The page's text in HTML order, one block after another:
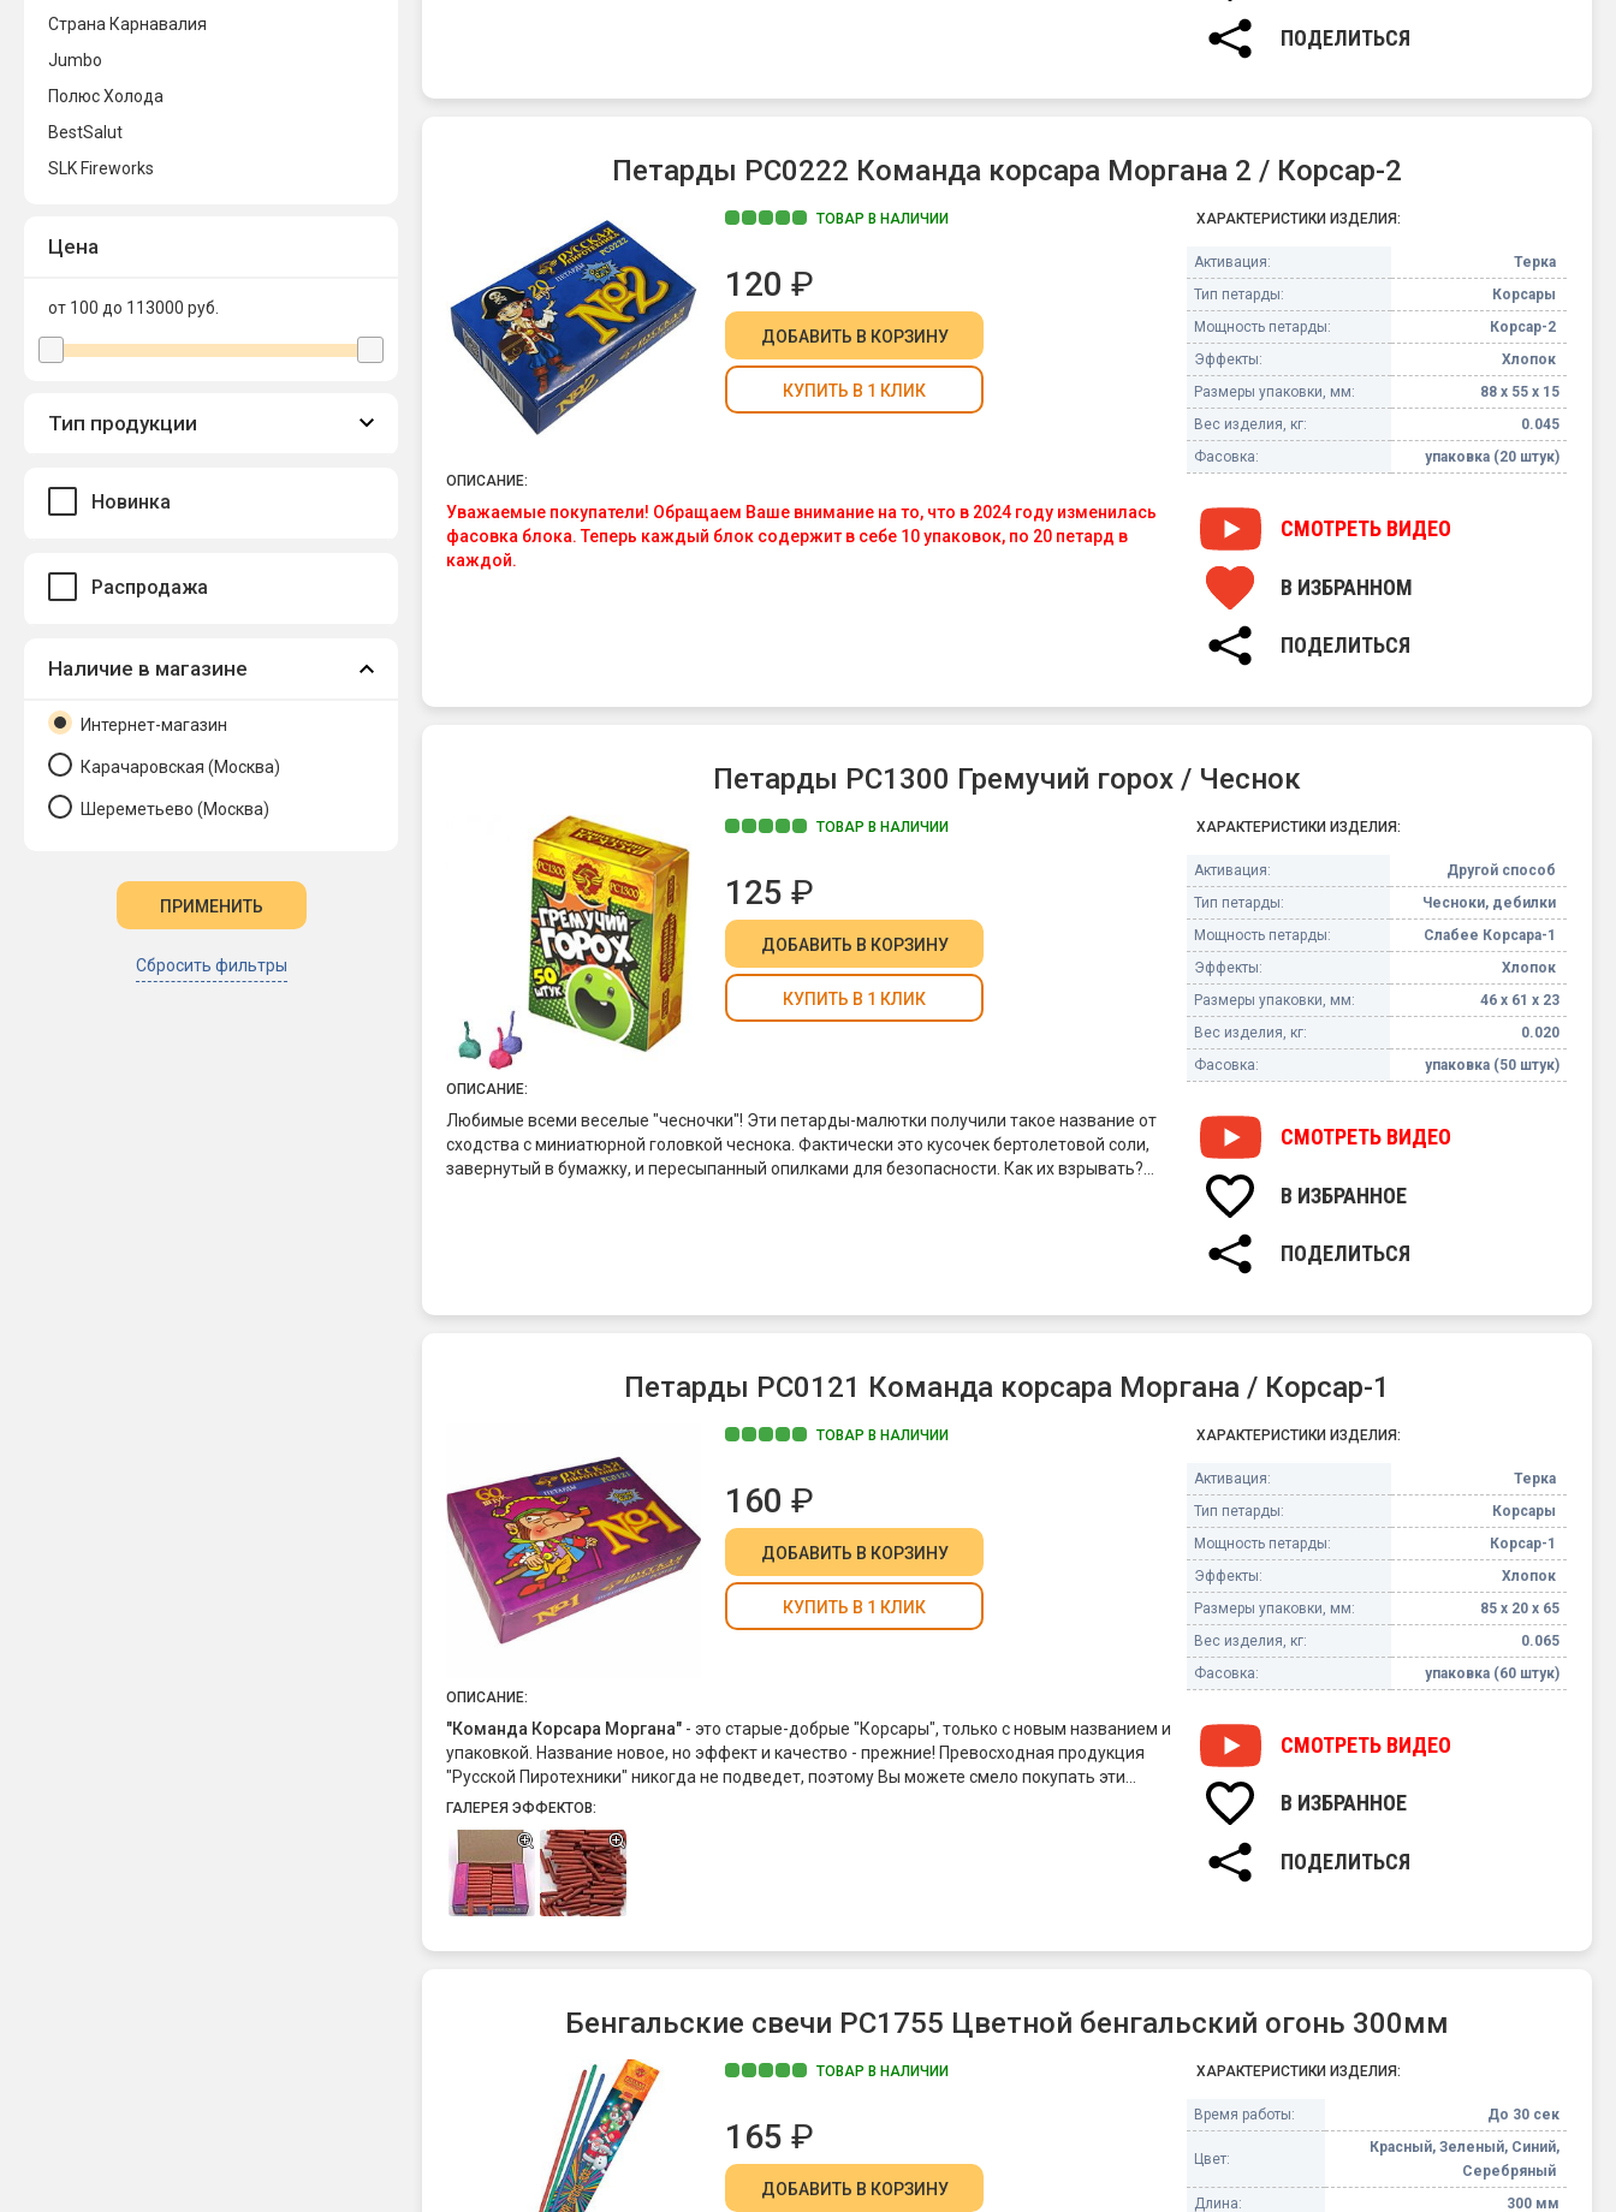
Страна Карнавалия
Jumbo
Полюс Холода
BestSalut
SLK Fireworks
Цена
от 100 до 113000 руб.
Тип продукции
Новинка
Распродажа
Наличие в магазине
Интернет-магазин
Карачаровская (Москва)
Шереметьево (Москва)
Сбросить фильтры
ПОДЕЛИТЬСЯ
Петарды РС0222 Команда корсара Моргана 2 / Корсар-2
ТОВАР В НАЛИЧИИ
120 ₽
ДОБАВИТЬ В КОРЗИНУ
КУПИТЬ В 1 КЛИК
ОПИСАНИЕ:
Уважаемые покупатели! Обращаем Ваше внимание на то, что в 2024 году изменилась
фасовка блока. Теперь каждый блок содержит в себе 10 упаковок, по 20 петард в
каждой.
ХАРАКТЕРИСТИКИ ИЗДЕЛИЯ:
Активация:
Терка
Тип петарды:
Корсары
Мощность петарды:
Корсар-2
Эффекты:
Хлопок
Размеры упаковки, мм:
88 х 55 х 15
Вес изделия, кг:
0.045
Фасовка:
упаковка (20 штук)
СМОТРЕТЬ ВИДЕО
В ИЗБРАННОМ
ПОДЕЛИТЬСЯ
Петарды РС1300 Гремучий горох / Чеснок
ТОВАР В НАЛИЧИИ
125 ₽
ДОБАВИТЬ В КОРЗИНУ
КУПИТЬ В 1 КЛИК
ОПИСАНИЕ:
Любимые всеми веселые "чесночки"! Эти петарды-малютки получили такое название от
сходства с миниатюрной головкой чеснока. Фактически это кусочек бертолетовой соли,
завернутый в бумажку, и пересыпанный опилками для безопасности. Как их взрывать?
ХАРАКТЕРИСТИКИ ИЗДЕЛИЯ:
Активация:
Другой способ
Тип петарды:
Чесноки, дебилки
Мощность петарды:
Слабее Корсара-1
Эффекты:
Хлопок
Размеры упаковки, мм:
46 х 61 х 23
Вес изделия, кг:
0.020
Фасовка:
упаковка (50 штук)
СМОТРЕТЬ ВИДЕО
В ИЗБРАННОЕ
ПОДЕЛИТЬСЯ
Петарды РС0121 Команда корсара Моргана / Корсар-1
ТОВАР В НАЛИЧИИ
160 ₽
ДОБАВИТЬ В КОРЗИНУ
КУПИТЬ В 1 КЛИК
ОПИСАНИЕ:
"Команда Корсара Моргана" - это старые-добрые "Корсары", только с новым названием и
упаковкой. Название новое, но эффект и качество - прежние! Превосходная продукция
"Русской Пиротехники" никогда не подведет, поэтому Вы можете смело покупать эти
петарды. Они гарантируют удовольствие и прилив адреналина, который вызывает
соответствует петардам "Корсар-1".
ГАЛЕРЕЯ ЭФФЕКТОВ:
ХАРАКТЕРИСТИКИ ИЗДЕЛИЯ:
Активация:
Терка
Тип петарды:
Корсары
Мощность петарды:
Корсар-1
Эффекты:
Хлопок
Размеры упаковки, мм:
85 х 20 х 65
Вес изделия, кг:
0.065
Фасовка:
упаковка (60 штук)
СМОТРЕТЬ ВИДЕО
В ИЗБРАННОЕ
ПОДЕЛИТЬСЯ
Бенгальские свечи РС1755 Цветной бенгальский огонь 300мм
ТОВАР В НАЛИЧИИ
165 ₽
ДОБАВИТЬ В КОРЗИНУ
ХАРАКТЕРИСТИКИ ИЗДЕЛИЯ:
Время работы: До 30 сек
Цвет:
Красный, Зеленый, Синий,
Серебряный
Длина:
300 мм